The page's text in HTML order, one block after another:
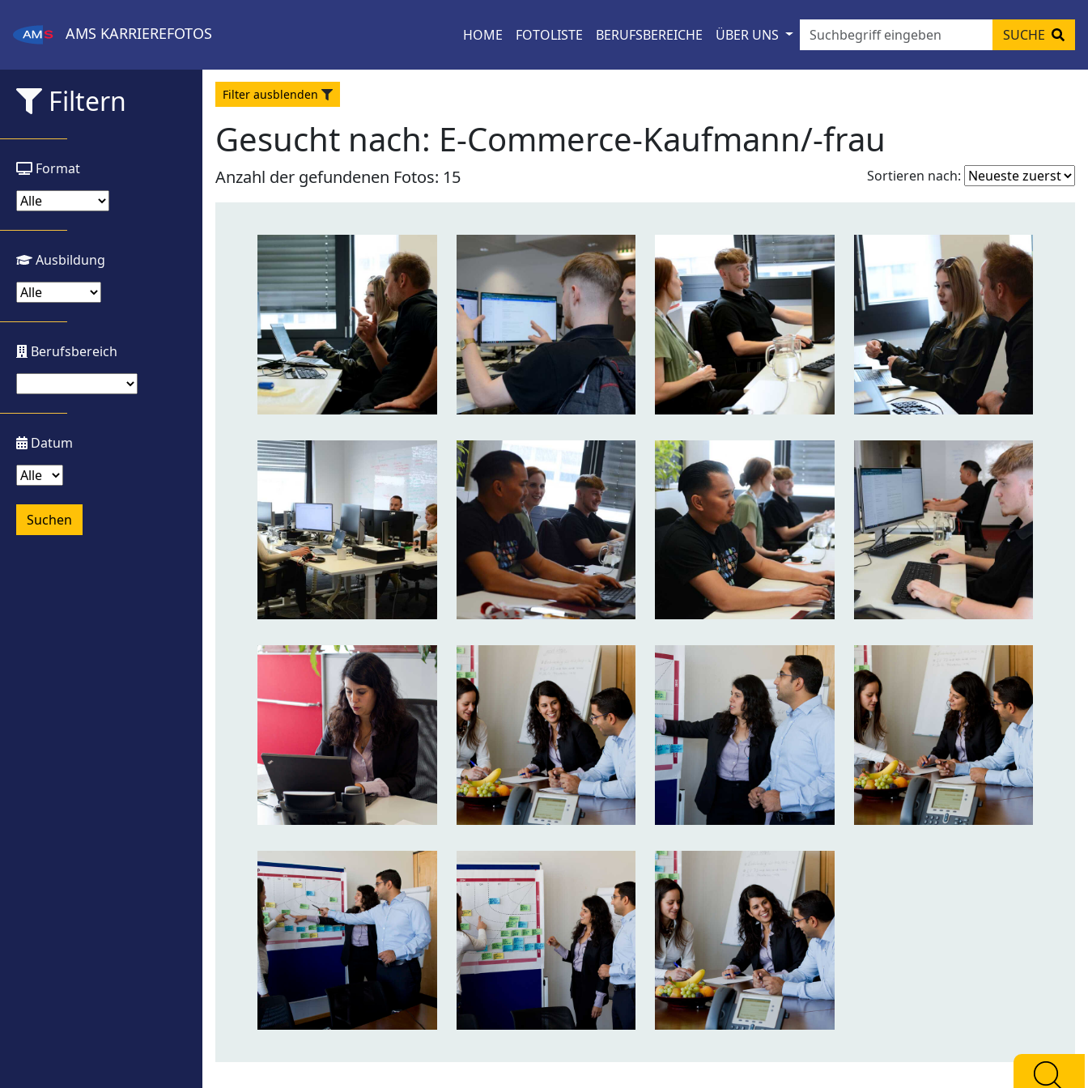
AMS KARRIEREFOTOS HOME FOTOLISTE BERUFSBEREICHE ÜBER UNS SUCHE
Filtern
Format
Ausbildung
Berufsbereich
Datum
Suchen
Filter ausblenden
Gesucht nach: E-Commerce-Kaufmann/-frau
Anzahl der gefundenen Fotos: 15 Sortieren nach: